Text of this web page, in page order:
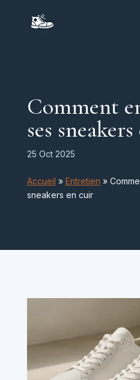
Comment
ses
25 Oct 2025
Accueil » Entretien »
sneakers en cuir